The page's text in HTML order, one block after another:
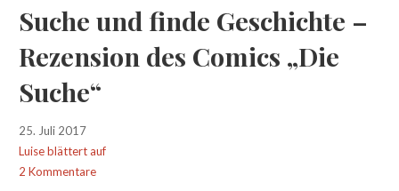
Suche und finde Geschichte –
Rezension des Comics „Die
Suche“
25. Juli 2017
Luise blättert auf
2 Kommentare